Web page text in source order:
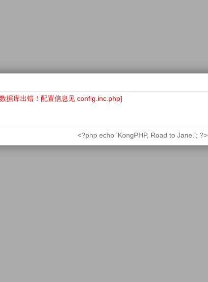
据库出错！配置信息见 config.inc.php]
<?php echo 'KongPHP, Road to Jane.'; ?>